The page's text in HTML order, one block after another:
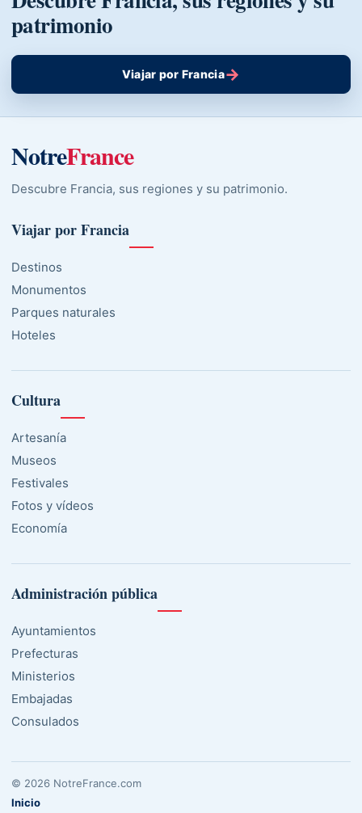
patrimonio
Viajar por Francia→
NotreFrance
Descubre Francia, sus regiones y su patrimonio.
Viajar por Francia
Destinos
Monumentos
Parques naturales
Hoteles
Cultura
Artesanía
Museos
Festivales
Fotos y vídeos
Economía
Administración pública
Ayuntamientos
Prefecturas
Ministerios
Embajadas
Consulados
© 2026 NotreFrance.com
Inicio